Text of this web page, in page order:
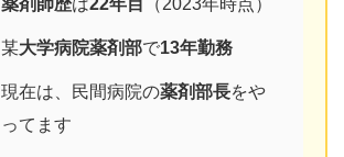
薬剤師歴は22年目 （2023年時点）
某大学病院薬剤部で13年勤務
現在は、民間病院の薬剤部長をや
ってます